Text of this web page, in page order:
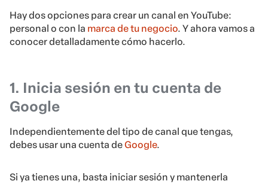
Hay dos opciones para crear un canal en YouTube:
personal o con la marca de tu negocio. Y ahora vamos a
conocer detalladamente cómo hacerlo.
1. Inicia sesión en tu cuenta de
Google
Independientemente del tipo de canal que tengas,
debes usar una cuenta deGoogle.
Si ya tienes una, basta iniciar sesión y mantenerla